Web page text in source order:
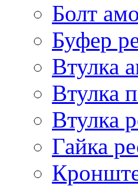
Болт
Буфер
Втулка
Втулка
Втулка
Гайка